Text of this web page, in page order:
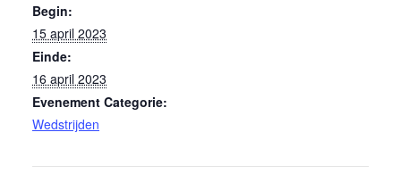
Begin:
15 april 2023
Einde:
16 april 2023
Evenement Categorie:
Wedstrijden